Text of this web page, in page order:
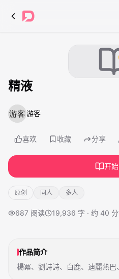
精液
游客
喜欢 收藏 分享
开
原创 同人 多人
687 阅读 19,936 字 · 约 40
作品简介
楊冪、劉詩詩、白鹿、迪麗熱巴